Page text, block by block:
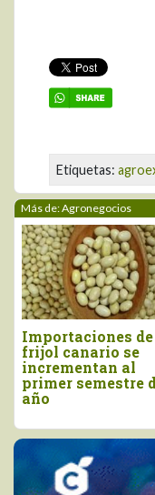
Etiquetas:
Más de: Agronegocios
Importaciones de
frijol canario se
incrementan al
primer semestre
año